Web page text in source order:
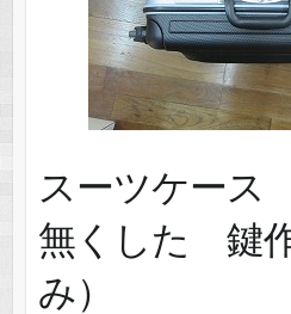
スーツケー
無くした 鍵
み）